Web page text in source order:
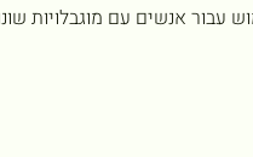
עבור אנשים עם מוגבלויות